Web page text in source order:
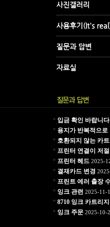
* 입금 확인 바랍니
* 용지가 반복적으
* 호환되지 않는 카트
* 프린터 연결이 저
* 프린터 헤드 2025-
* 결재카드 변경
* 프린트 에러 출장
* 잉크 관련 2025-11-
* 8710 잉크 카트리
* 잉크 주문2025-10-